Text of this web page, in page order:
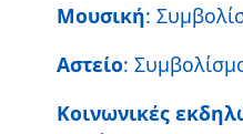
Μουσική:
Αστείο:
Κοινωνικές